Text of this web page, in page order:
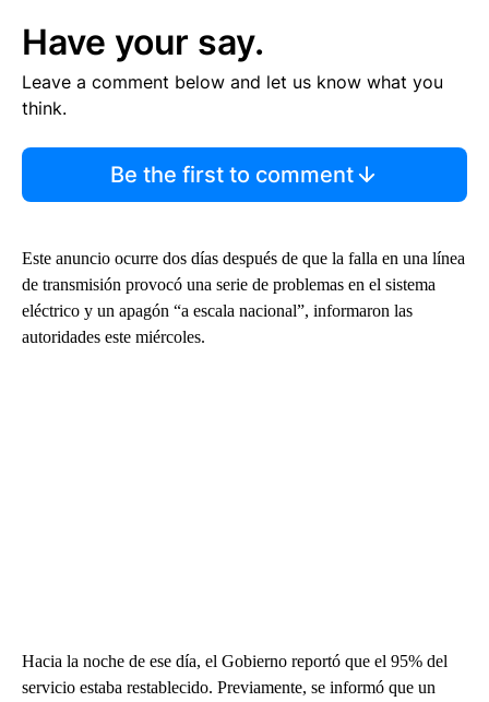
Have your say.
Leave a comment below and let us know what you
think.
Be the first to comment
Este anuncio ocurre dos días después de que la falla en una línea
de transmisión provocó una serie de problemas en el sistema
eléctrico y un apagón “a escala nacional”, informaron las
autoridades este miércoles.
Hacia la noche de ese día, el Gobierno reportó que el 95% del
servicio estaba restablecido. Previamente, se informó que un